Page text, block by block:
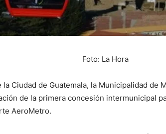
Foto: La Hora
la Ciudad de Guatemala, la Municipalidad de
de la primera concesión intermunicipal
AeroMetro.